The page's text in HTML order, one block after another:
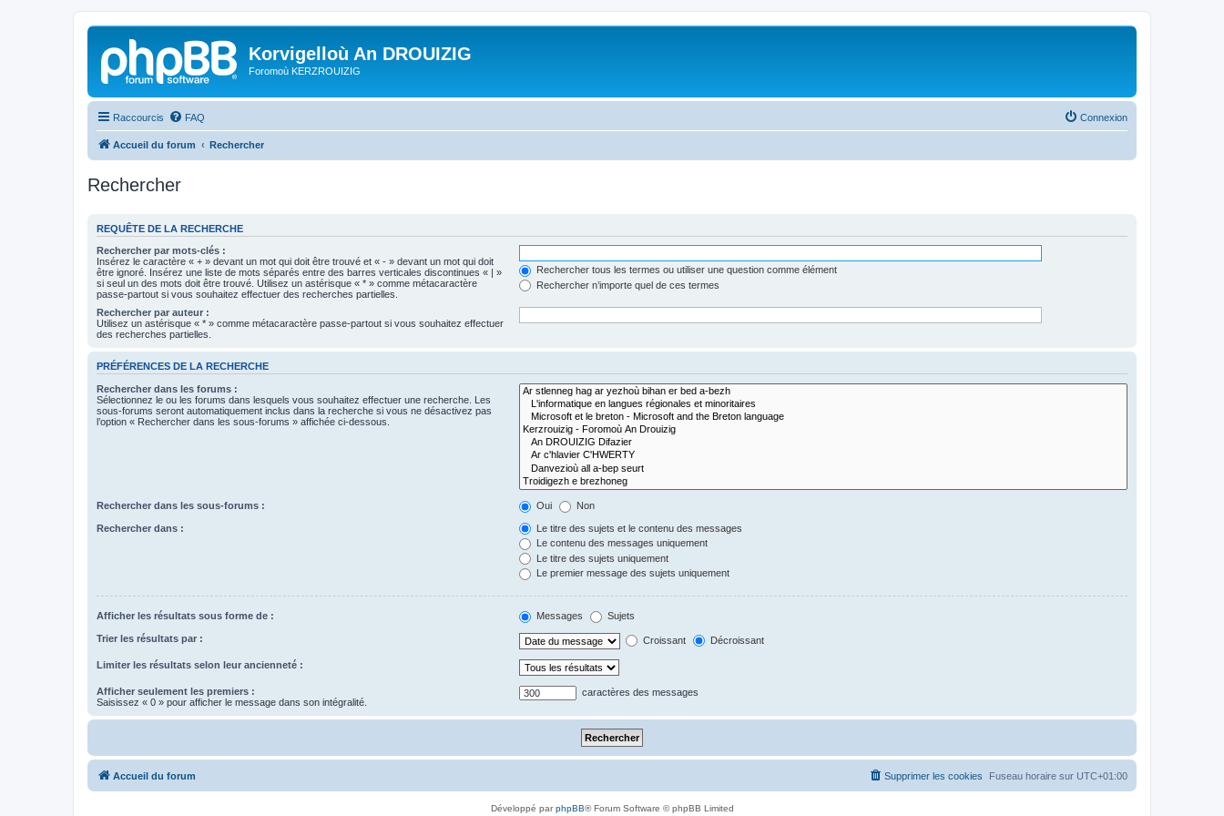
Korvigelloù An DROUIZIG
Foromoù KERZROUIZIG
Raccourcis FAQ Connexion
Accueil du forum Rechercher
Rechercher
REQUÊTE DE LA RECHERCHE
Rechercher par mots-clés :
Insérez le caractère « + » devant un mot qui doit être trouvé et « - » devant un mot qui doit
être ignoré. Insérez une liste de mots séparés entre des barres verticales discontinues « | »
si seul un des mots doit être trouvé. Utilisez un astérisque « * » comme métacaractère
passe-partout si vous souhaitez effectuer des recherches partielles.
Rechercher tous les termes ou utiliser une question comme élément
Rechercher n’importe quel de ces termes
Rechercher par auteur :
Utilisez un astérisque « * » comme métacaractère passe-partout si vous souhaitez effectuer
des recherches partielles.
PRÉFÉRENCES DE LA RECHERCHE
Rechercher dans les forums :
Sélectionnez le ou les forums dans lesquels vous souhaitez effectuer une recherche. Les
sous-forums seront automatiquement inclus dans la recherche si vous ne désactivez pas
l’option « Rechercher dans les sous-forums » affichée ci-dessous.
Rechercher dans les sous-forums : Oui Non
Rechercher dans :
Le titre des sujets et le contenu des messages
Le contenu des messages uniquement
Le titre des sujets uniquement
Le premier message des sujets uniquement
Afficher les résultats sous forme de : Messages Sujets
Trier les résultats par : Croissant Décroissant
Limiter les résultats selon leur ancienneté :
Afficher seulement les premiers :
Saisissez « 0 » pour afficher le message dans son intégralité.
caractères des messages
Accueil du forum Fuseau horaire sur UTC+01:00
Supprimer les cookies
Développé parphpBB® Forum Software © phpBB Limited